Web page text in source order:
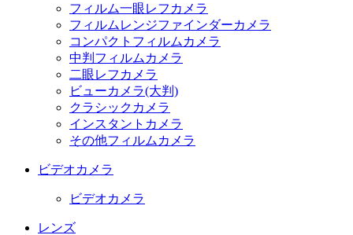
フィルム一眼レフカメラ
フィルムレンジファインダーカメラ
コンパクトフィルムカメラ
中判フィルムカメラ
二眼レフカメラ
ビューカメラ(大判)
クラシックカメラ
インスタントカメラ
その他フィルムカメラ
ビデオカメラ
ビデオカメラ
レンズ